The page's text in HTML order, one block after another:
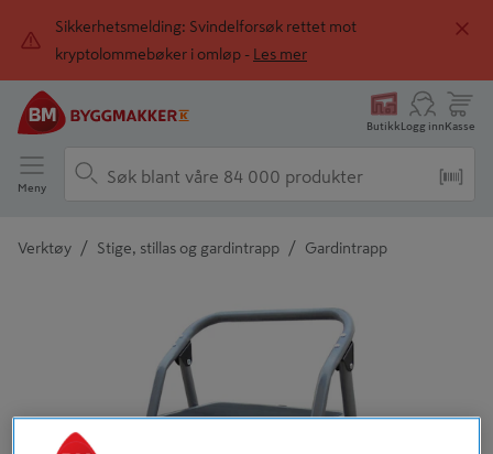
Sikkerhetsmelding: Svindelforsøk rettet mot
kryptolommebøker i omløp -
Les mer
ButikkLogg innKasse
Meny
Verktøy / Stige, stillas og gardintrapp / Gardintrapp